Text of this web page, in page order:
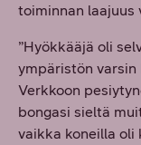
toiminnan laajuus
”Hyökkääjä oli
ympäristön varsin
Verkkoon
bongasi sieltä
vaikka koneilla oli